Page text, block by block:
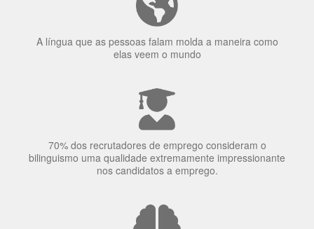
elas veem o mundo
70% dos recrutadores de emprego consideram o
nos candidatos a emprego.